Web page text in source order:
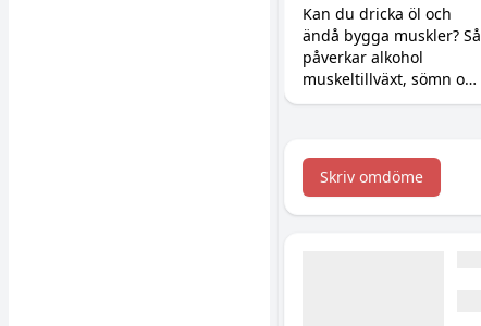
Kan du dricka öl och
ändå bygga muskler? Så
påverkar alkohol
muskeltillväxt, sömn och
återhämtning, och så
Skriv omdöme